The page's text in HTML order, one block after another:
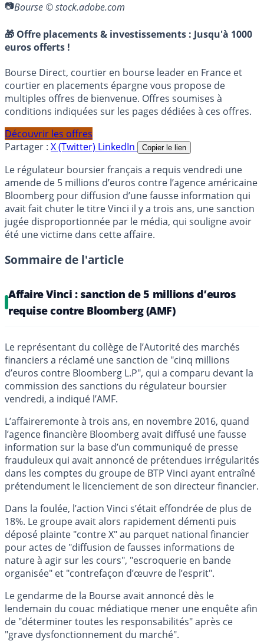
Bourse © stock.adobe.com
🎁 Offre placements & investissements : Jusqu'à 1000
euros offerts !
Bourse Direct, courtier en bourse leader en France et
courtier en placements épargne vous propose de
multiples offres de bienvenue. Offres soumises à
conditions indiquées sur les pages dédiées à ces offres.
Découvrir les offres
Partager : X (Twitter) LinkedIn Copier le lien
Le régulateur boursier français a requis vendredi une
amende de 5 millions d’euros contre l’agence américaine
Bloomberg pour diffusion d’une fausse information qui
avait fait chuter le titre Vinci il y a trois ans, une sanction
jugée disproportionnée par le média, qui souligne avoir
été une victime dans cette affaire.
Sommaire de l'article
Affaire Vinci : sanction de 5 millions d’euros
requise contre Bloomberg (AMF)
Le représentant du collège de l’Autorité des marchés
financiers a réclamé une sanction de "cinq millions
d’euros contre Bloomberg L.P", qui a comparu devant la
commission des sanctions du régulateur boursier
vendredi, a indiqué l’AMF.
L’affaireremonte à trois ans, en novembre 2016, quand
l’agence financière Bloomberg avait diffusé une fausse
information sur la base d’un communiqué de presse
frauduleux qui avait annoncé de prétendues irrégularités
dans les comptes du groupe de BTP Vinci ayant entraîné
prétendument le licenciement de son directeur financier.
Dans la foulée, l’action Vinci s’était effondrée de plus de
18%. Le groupe avait alors rapidement démenti puis
déposé plainte "contre X" au parquet national financier
pour actes de "diffusion de fausses informations de
nature à agir sur les cours", "escroquerie en bande
organisée" et "contrefaçon d’œuvre de l’esprit".
Le gendarme de la Bourse avait annoncé dès le
lendemain du couac médiatique mener une enquête afin
de "déterminer toutes les responsabilités" après ce
"grave dysfonctionnement du marché".